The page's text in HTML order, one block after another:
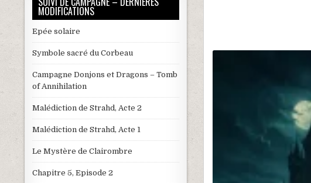
MODIFICATIONS
Epée solaire
Symbole sacré du Corbeau
Campagne Donjons et Dragons – Tomb
of Annihilation
Malédiction de Strahd, Acte 2
Malédiction de Strahd, Acte 1
Le Mystère de Clairombre
Chapitre 5, Episode 2